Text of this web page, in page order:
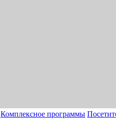
Комплексное программы